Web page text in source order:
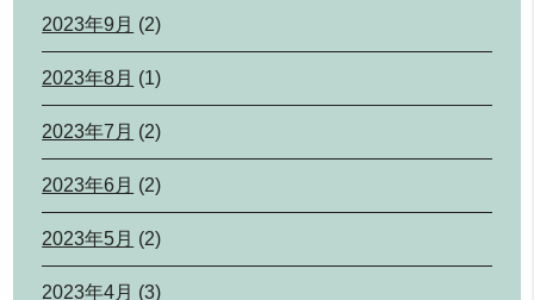
2023年9月 (2)
2023年8月 (1)
2023年7月 (2)
2023年6月 (2)
2023年5月 (2)
2023年4月 (3)